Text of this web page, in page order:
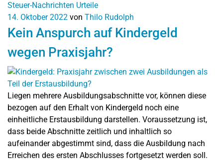
Steuer-Nachrichten Urteile
14. Oktober 2022 von Thilo Rudolph
Kein Anspurch auf Kindergeld
wegen Praxisjahr?
Liegen mehrere Ausbildungsabschnitte vor, können diese
bezogen auf den Erhalt von Kindergeld noch eine
einheitliche Erstausbildung darstellen. Voraussetzung ist,
dass beide Abschnitte zeitlich und inhaltlich so
aufeinander abgestimmt sind, dass die Ausbildung nach
Erreichen des ersten Abschlusses fortgesetzt werden soll.